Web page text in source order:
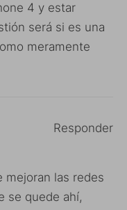
4 y estar
será si es una
meramente
mejoran las redes
se quede ahí,
Responder